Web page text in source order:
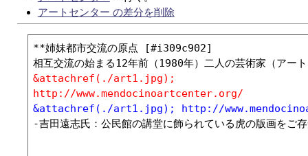
アートセンター の差分を削除
**姉妹都市交流の原点 [#i309c902]
&attachref(./art1.jpg);
http://www.mendocinoartcenter.org/
&attachref(./art1.jpg); http://
-吉田遠志氏：公民館の講堂に飾られている虎の版画